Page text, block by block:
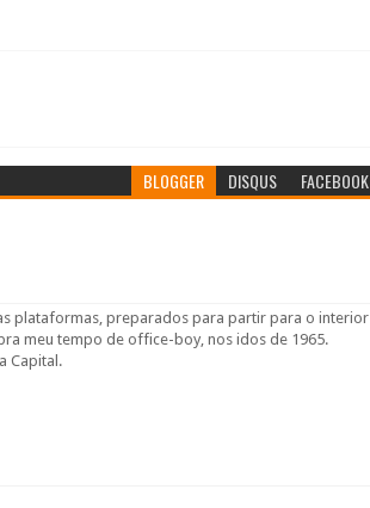
BLOGGER DISQUS FACEBOOK
plataformas, preparados para partir para o interior
meu tempo de office-boy, nos idos de 1965.
Capital.